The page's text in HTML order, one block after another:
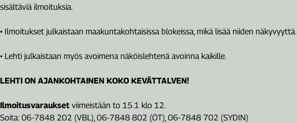
sisältäviä ilmoituksia.
• Ilmoitukset julkaistaan maakuntakohtaisissa blokeissa, mikä lisää niiden näkyvyyttä.
• Lehti julkaistaan myös avoimena näköislehtenä avoinna kaikille.
LEHTI ON AJANKOHTAINEN KOKO KEVÄTTALVEN!
Ilmoitusvaraukset viimeistään to 15.1 klo 12.
Soita: 06-7848 202 (VBL), 06-7848 802 (ÖT), 06-7848 702 (SYDIN)